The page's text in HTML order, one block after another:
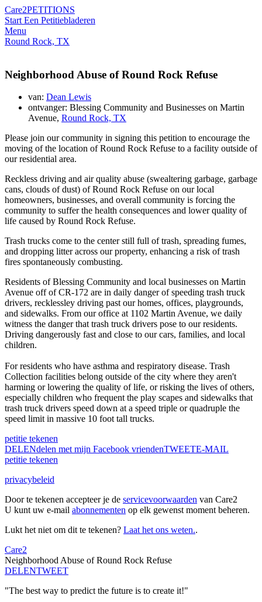
Care2PETITIONS
Start Een Petitiebladeren
Menu
Round Rock, TX
Neighborhood Abuse of Round Rock Refuse
van: Dean Lewis
ontvanger: Blessing Community and Businesses on Martin
Avenue, Round Rock, TX
Please join our community in signing this petition to encourage the
moving of the location of Round Rock Refuse to a facility outside of
our residential area.
Reckless driving and air quality abuse (swealtering garbage, garbage
cans, clouds of dust) of Round Rock Refuse on our local
homeowners, businesses, and overall community is forcing the
community to suffer the health consequences and lower quality of
life caused by Round Rock Refuse.
Trash trucks come to the center still full of trash, spreading fumes,
and dropping litter across our property, enhancing a risk of trash
fires spontaneously combusting.
Residents of Blessing Community and local businesses on Martin
Avenue off of CR-172 are in daily danger of speeding trash truck
drivers, recklessley driving past our homes, offices, playgrounds,
and sidewalks. From our office at 1102 Martin Avenue, we daily
witness the danger that trash truck drivers pose to our residents.
Driving dangerously fast and close to our cars, families, and local
children.
For residents who have asthma and respiratory disease. Trash
Collection facilities belong outside of the city where they aren't
harming or lowering the quality of life, or risking the lives of others,
especially children who frequent the play scapes and sidewalks that
trash truck drivers speed down at a speed triple or quadruple the
speed limit in massive 10 foot tall trucks.
petitie tekenen
DELENdelen met mijn Facebook vriendenTWEETE-MAIL
petitie tekenen
privacybeleid
Door te tekenen accepteer je de servicevoorwaarden van Care2
U kunt uw e-mail abonnementen op elk gewenst moment beheren.
Lukt het niet om dit te tekenen? Laat het ons weten..
Care2
Neighborhood Abuse of Round Rock Refuse
DELENTWEET
"The best way to predict the future is to create it!"